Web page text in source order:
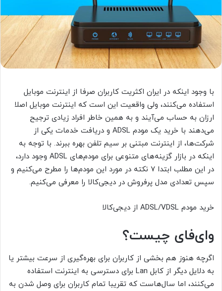
با وجود اینکه در ایران اکثریت کاربران صرفا از اینترنت موبایل
استفاده می‌کنند، ولی واقعیت این است که اینترنت موبایل اصلا
ارزان به حساب می‌آیند و به همین خاطر افراد زیادی ترجیح
می‌دهند با خرید یک مودم ADSL و دریافت خدمات یکی از
شرکت‌ها، از اینترنت مبتنی بر سیم تلفن بهره ببرند. با توجه به
اینکه در بازار گزینه‌های متنوعی برای مودم‌های ADSL وجود دارد،
در این مطلب ابتدا ۷ نکته در مورد این مودم‌ها را مطرح می‌کنیم و
سپس تعدادی مدل پرفروش در دیجی‌کالا را معرفی می‌کنیم.
خرید مودم ADSL/VDSL از دیجی‌کالا
وای‌فای چیست؟
اگرچه هنوز هم بخشی از کاربران برای بهره‌گیری از سرعت بیشتر یا
به دلایل دیگر از کابل Lan برای دسترسی به اینترنت استفاده
می‌کنند، اما سال‌هاست که تقریبا تمام کاربران برای وصل شدن به